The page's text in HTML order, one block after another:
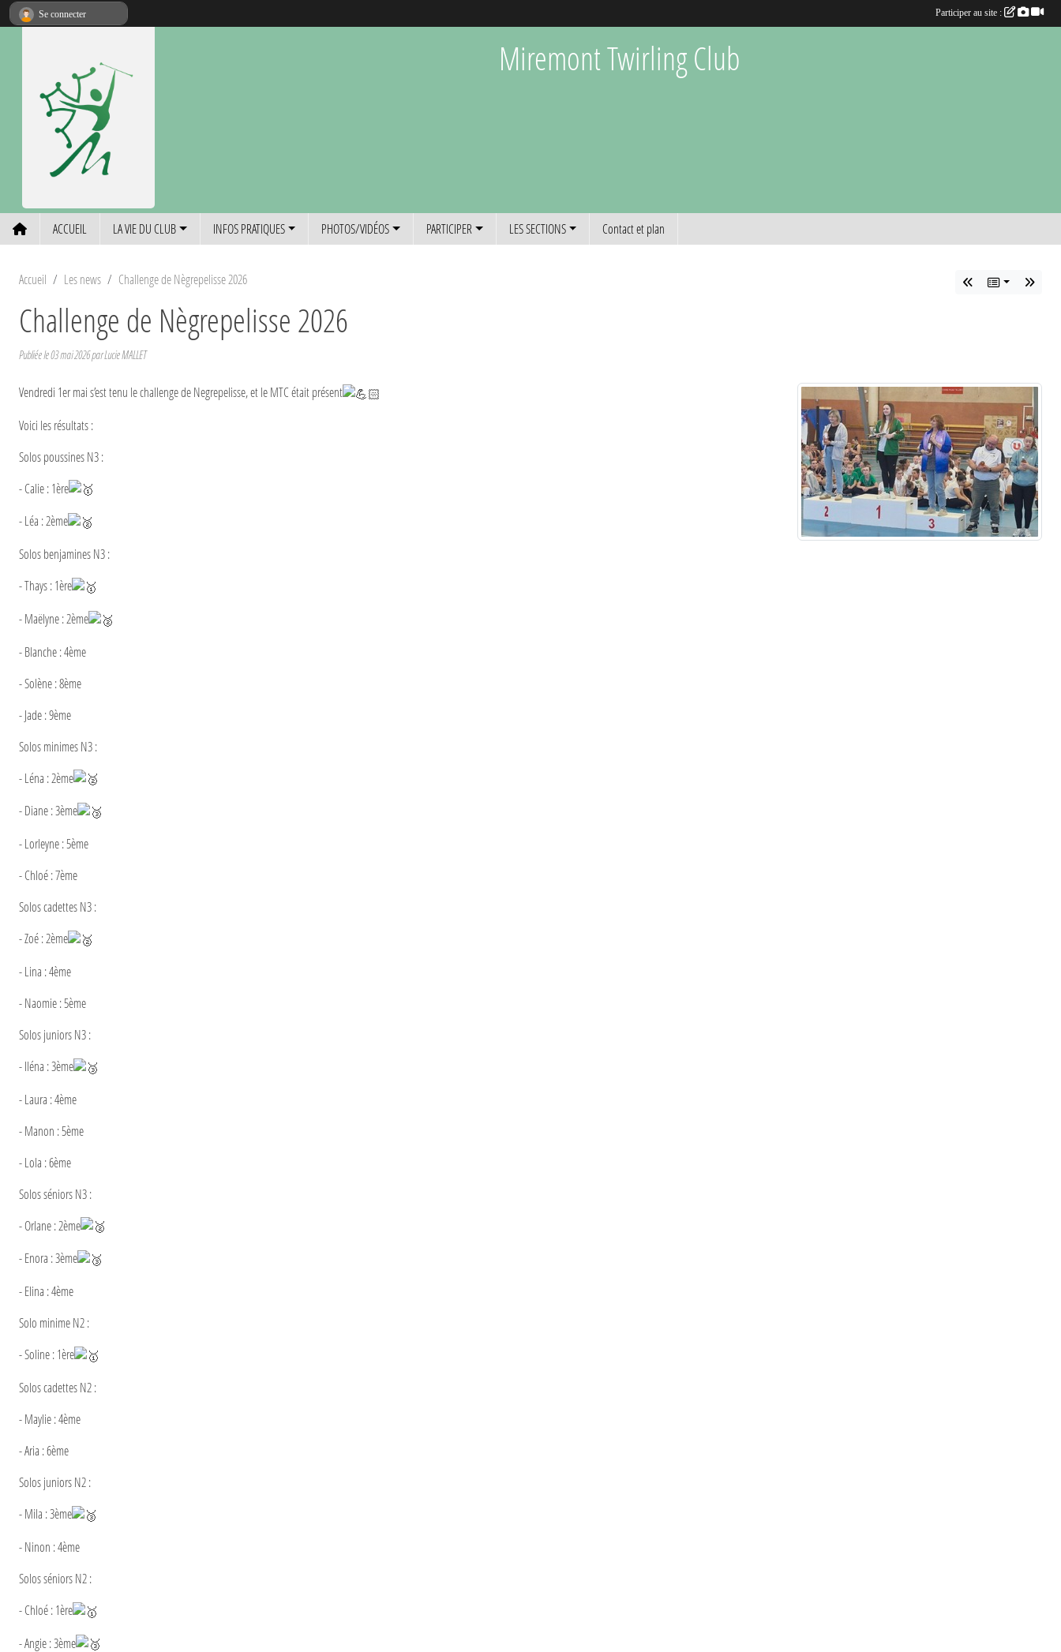
Miremont Twirling Club
ACCUEIL LA VIE DU CLUB INFOS PRATIQUES PHOTOS/VIDÉOS PARTICIPER LES SECTIONS Contact et plan
Accueil Les news Challenge de Nègrepelisse 2026
Challenge de Nègrepelisse 2026
Publiée le03 mai 2026par Lucie MALLET
Vendredi 1er mai s’est tenu le challenge de Negrepelisse, et le MTC était présent
Voici les résultats :
Solos poussines N3 :
- Calie : 1ère
- Léa : 2ème
Solos benjamines N3 :
- Thays : 1ère
- Maëlyne : 2ème
- Blanche : 4ème
- Solène : 8ème
- Jade : 9ème
Solos minimes N3 :
- Léna : 2ème
- Diane : 3ème
- Lorleyne : 5ème
- Chloé : 7ème
Solos cadettes N3 :
- Zoé : 2ème
- Lina : 4ème
- Naomie : 5ème
Solos juniors N3 :
- Iléna : 3ème
- Laura : 4ème
- Manon : 5ème
- Lola : 6ème
Solos séniors N3 :
- Orlane : 2ème
- Enora : 3ème
- Elina : 4ème
Solo minime N2 :
- Soline : 1ère
Solos cadettes N2 :
- Maylie : 4ème
- Aria : 6ème
Solos juniors N2 :
- Mila : 3ème
- Ninon : 4ème
Solos séniors N2 :
- Chloé : 1ère
- Angie : 3ème
Se connecter Participer au site :
Panneau de gestion des cookies